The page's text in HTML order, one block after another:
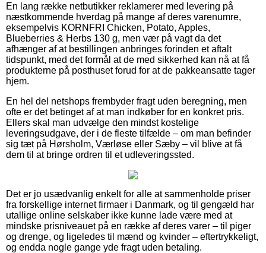
En lang række netbutikker reklamerer med levering på
næstkommende hverdag på mange af deres varenumre,
eksempelvis KORNFRI Chicken, Potato, Apples,
Blueberries & Herbs 130 g, men vær på vagt da det
afhænger af at bestillingen anbringes forinden et aftalt
tidspunkt, med det formål at de med sikkerhed kan nå at få
produkterne på posthuset forud for at de pakkeansatte tager
hjem.
En hel del netshops frembyder fragt uden beregning, men
ofte er det betinget af at man indkøber for en konkret pris.
Ellers skal man udvælge den mindst kostelige
leveringsudgave, der i de fleste tilfælde – om man befinder
sig tæt på Hørsholm, Værløse eller Sæby – vil blive at få
dem til at bringe ordren til et udleveringssted.
Det er jo usædvanlig enkelt for alle at sammenholde priser
fra forskellige internet firmaer i Danmark, og til gengæld har
utallige online selskaber ikke kunne lade være med at
mindske prisniveauet på en række af deres varer – til piger
og drenge, og ligeledes til mænd og kvinder – eftertrykkeligt,
og endda nogle gange yde fragt uden betaling.